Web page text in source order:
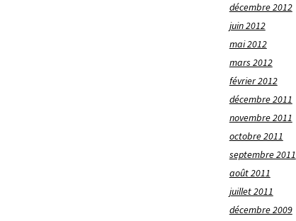
décembre 2012
juin 2012
mai 2012
mars 2012
février 2012
décembre 2011
novembre 2011
octobre 2011
septembre 2011
août 2011
juillet 2011
décembre 2009